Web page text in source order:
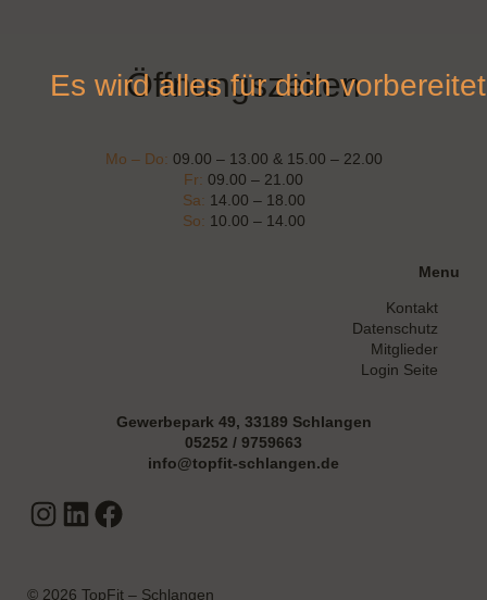
Es wird alles für dich vorbereitet
Öffnungszeiten
Mo – Do: 09.00 – 13.00 & 15.00 – 22.00
Fr: 09.00 – 21.00
Sa: 14.00 – 18.00
So: 10.00 – 14.00
Menu
Kontakt
Datenschutz
Mitglieder
Login Seite
Gewerbepark 49, 33189 Schlangen
05252 / 9759663
info@topfit-schlangen.de
Instagram
LinkedIn
Facebook
© 2026 TopFit – Schlangen